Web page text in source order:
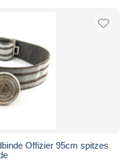
Offizier 95cm spitzes